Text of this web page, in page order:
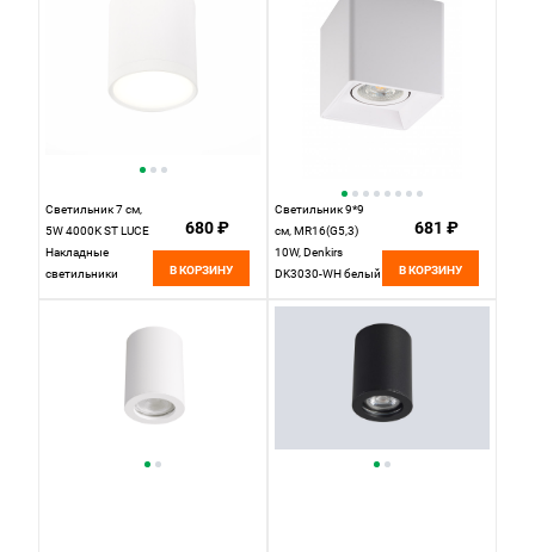
Светильник 7 см,
5W 4000K ST LUCE
Накладные
светильники
680 ₽
В КОРЗИНУ
Светильник 9*9
см, MR16(G5,3)
10W, Denkirs
DK3030-WH белый
681 ₽
В КОРЗИНУ